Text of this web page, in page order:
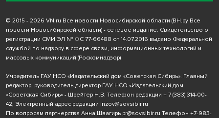
© 2015 - 2026 VN.ru Все новости Новосибирской области (ВН.ру Все
новости Новосибирской области) - сетевое издание. Свидетельство о
регистрации СМИ ЭЛ № ФС 77-66488 от 14.07.2016 выдано Федеральной
службой по надзору в сфере связи, информационных технологий и
массовых коммуникаций (Роскомнадзор)
Учредитель ГАУ НСО «Издательский дом «Советская Сибирь». Главный
редактор, руководитель-директор ГАУ НСО «Издательский дом
«Советская Сибирь» - Шрейтер Н.В. Телефон редакции + 7 (383) 314-00-
42; Электронный адрес редакции inzov@sovsibir.ru
По вопросам партнерства Анна Швагирь pr@sovsibir.ru Телефон +7-983-